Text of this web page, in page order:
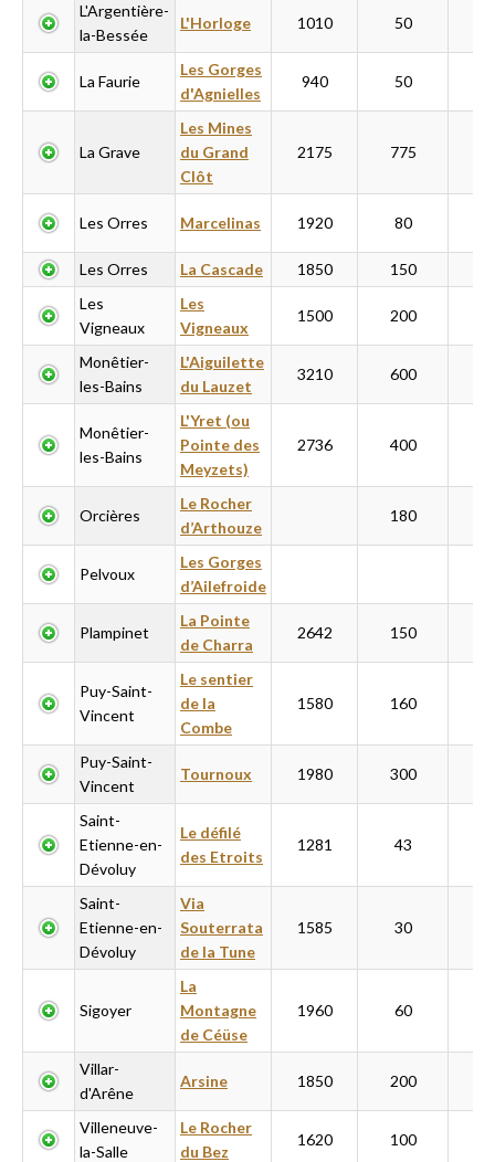
L'Argentière-
la-Bessée
L'Horloge 1010 50
La Faurie
Les Gorges
d'Agnielles
940 50
La Grave
Les Mines
du Grand
Clôt
2175 775
Les Orres Marcelinas 1920 80
Les Orres La Cascade 1850 150
Les
Vigneaux
Les
Vigneaux
1500 200
Monêtier-
les-Bains
L'Aiguilette
du Lauzet
3210 600
Monêtier-
les-Bains
L'Yret (ou
Pointe des
Meyzets)
2736 400
Orcières
Le Rocher
d’Arthouze
180
Pelvoux
Les Gorges
d’Ailefroide
Plampinet
La Pointe
de Charra
2642 150
Puy-Saint-
Vincent
Le sentier
de la
Combe
1580 160
Puy-Saint-
Vincent
Tournoux 1980 300
Saint-
Etienne-en-
Dévoluy
Le défilé
des Etroits
1281 43
Saint-
Etienne-en-
Dévoluy
Via
Souterrata
de la Tune
1585 30
Sigoyer
La
Montagne
de Céüse
1960 60
Villar-
d'Arêne
Arsine 1850 200
Villeneuve-
la-Salle
Le Rocher
du Bez
1620 100